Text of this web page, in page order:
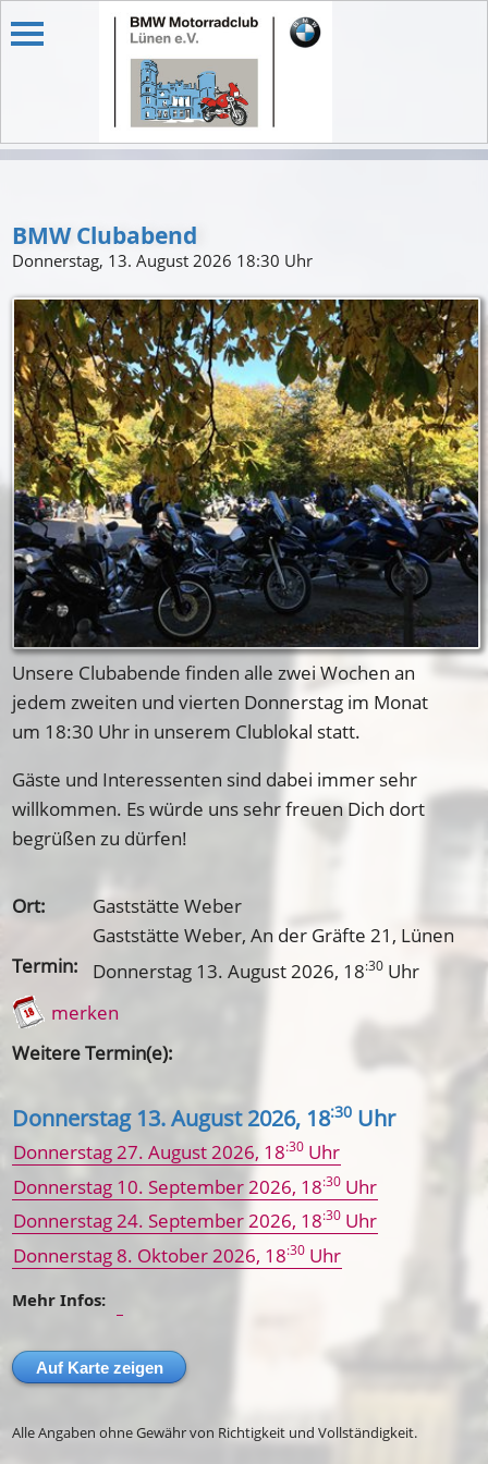
BMW Clubabend
Donnerstag, 13. August 2026 18:30 Uhr
Unsere Clubabende finden alle zwei Wochen an
jedem zweiten und vierten Donnerstag im Monat
um 18:30 Uhr in unserem Clublokal statt.
Gäste und Interessenten sind dabei immer sehr
willkommen. Es würde uns sehr freuen Dich dort
begrüßen zu dürfen!
Ort:
Gaststätte Weber
Gaststätte Weber, An der Gräfte 21, Lünen
Termin:
Donnerstag 13. August 2026, 18:30 Uhr
merken
Weitere Termin(e):
Donnerstag 13. August 2026, 18:30 Uhr
Donnerstag 27. August 2026, 18:30 Uhr
Donnerstag 10. September 2026, 18:30 Uhr
Donnerstag 24. September 2026, 18:30 Uhr
Donnerstag 8. Oktober 2026, 18:30 Uhr
Mehr Infos:
Auf Karte zeigen
Alle Angaben ohne Gewähr von Richtigkeit und Vollständigkeit.